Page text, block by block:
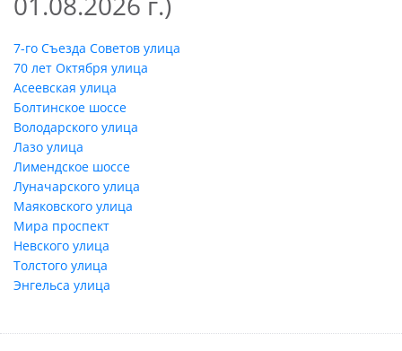
7-го Съезда Советов улица
70 лет Октября улица
Асеевская улица
Болтинское шоссе
Володарского улица
Лазо улица
Лимендское шоссе
Луначарского улица
Маяковского улица
Мира проспект
Невского улица
Толстого улица
Энгельса улица